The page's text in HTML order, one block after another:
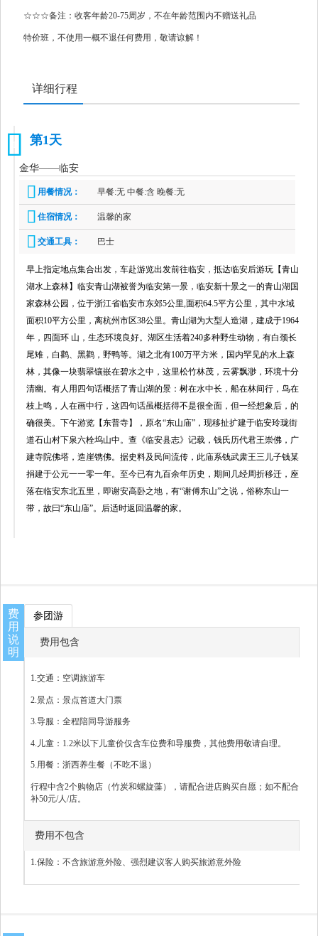
☆☆☆备注：收客年龄20-75周岁，不在年龄范围内不赠送礼品
特价班，不使用一概不退任何费用，敬请谅解！
详细行程
第1天
金华——临安
用餐情况： 早餐:无 中餐:含 晚餐:无
住宿情况： 温馨的家
交通工具： 巴士
早上指定地点集合出发，车赴游览出发前往临安，抵达临安后游玩【青山
湖水上森林】临安青山湖被誉为临安第一景，临安新十景之一的青山湖国
家森林公园，位于浙江省临安市东郊5公里,面积64.5平方公里，其中水域
面积10平方公里，离杭州市区38公里。青山湖为大型人造湖，建成于1964
年，四面环 山，生态环境良好。湖区生活着240多种野生动物，有白颈长
尾雉，白鹳、黑鹳，野鸭等。湖之北有100万平方米，国内罕见的水上森
林，其像一块翡翠镶嵌在碧水之中，这里松竹林茂，云雾飘渺，环境十分
清幽。有人用四句话概括了青山湖的景：树在水中长，船在林间行，鸟在
枝上鸣，人在画中行，这四句话虽概括得不是很全面，但一经想象后，的
确很美。下午游览【东普寺】，原名“东山庙”，现移扯扩建于临安玲珑街
道石山村下泉六栓坞山中。查《临安县志》记载，钱氏历代君王崇佛，广
建寺院佛塔，造崖镌佛。据史料及民间流传，此庙系钱武肃王三儿子钱某
捐建于公元一一零一年。至今已有九百余年历史，期间几经周折移迁，座
落在临安东北五里，即谢安高卧之地，有“谢傅东山”之说，俗称东山一
带，故曰“东山庙”。后适时返回温馨的家。
费
用
说
明
参团游
费用包含
1.交通：空调旅游车
2.景点：景点首道大门票
3.导服：全程陪同导游服务
4.儿童：1.2米以下儿童价仅含车位费和导服费，其他费用敬请自理。
5.用餐：浙西养生餐（不吃不退）
行程中含2个购物店（竹炭和螺旋藻），请配合进店购买自愿；如不配合
补50元/人/店。
费用不包含
1.保险：不含旅游意外险、强烈建议客人购买旅游意外险